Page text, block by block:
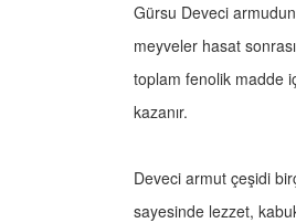
Gürsu Deveci
meyveler hasat
toplam fenolik madde
kazanır.
Deveci armut çeşidi
sayesinde lezzet,